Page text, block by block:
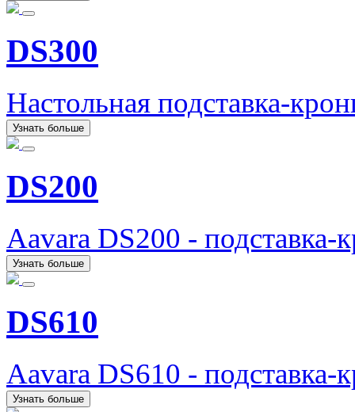
DS300
Настольная подставка-
Узнать больше
DS200
Aavara DS200 -
Узнать больше
DS610
Aavara DS610 -
Узнать больше